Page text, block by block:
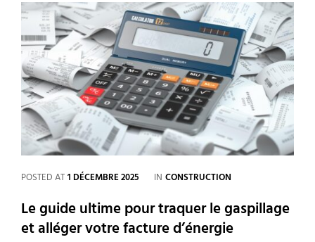
qui
pèsent
lourd
sur
votre
facture
d’énergie
POSTED AT1 DÉCEMBRE 2025 IN CATEGORIES
CONSTRUCTION
Le guide ultime pour traquer le gaspillage
et alléger votre facture d’énergie